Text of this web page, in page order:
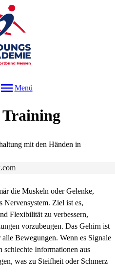
Menü
die Muskeln oder Gelenke,
Nervensystem. Ziel ist es,
Flexibilität zu verbessern,
vorzubeugen. Das Gehirn ist
Bewegungen. Wenn es Signale
Informationen aus
was zu Steifheit oder Schmerz